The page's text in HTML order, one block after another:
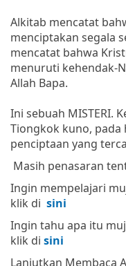
Alkitab mencatat
menciptakan segala
mencatat bahwa
menuruti kehendak-
Allah Bapa.
Ini sebuah MISTERI.
Tiongkok kuno, pada
penciptaan yang
Masih penasaran
Ingin mempelajari
klik di sini
Ingin tahu apa itu
klik di sini
Lanjutkan Membaca